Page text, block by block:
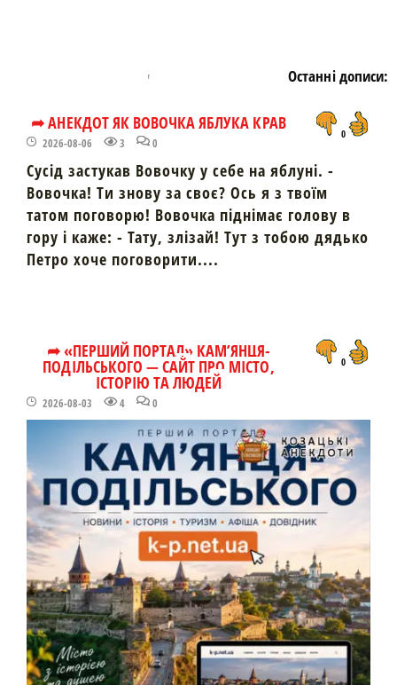
Останні дописи:
➦ АНЕКДОТ ЯК ВОВОЧКА ЯБЛУКА КРАВ
2026-08-06 3 0
0
Сусід застукав Вовочку у себе на яблуні. -
Вовочка! Ти знову за своє? Ось я з твоїм
татом поговорю! Вовочка піднімає голову в
гору і каже: - Тату, злізай! Тут з тобою дядько
Петро хоче поговорити....
➦ «ПЕРШИЙ ПОРТАЛ» КАМ’ЯНЦЯ-
ПОДІЛЬСЬКОГО — САЙТ ПРО МІСТО,
ІСТОРІЮ ТА ЛЮДЕЙ
2026-08-03 4 0
0